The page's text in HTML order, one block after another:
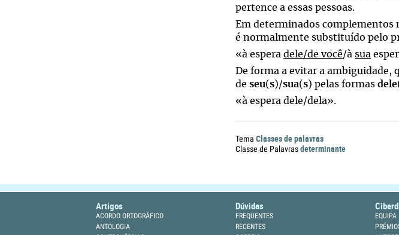
pertence a essas pessoas.
Em determinados complementos
é normalmente substituído pelo
«à espera dele/de você/à sua
De forma a evitar a ambiguidade,
de seu(s)/sua(s) pelas formas dele(
«à espera dele/dela».
Tema Classes de palavras
Classe de Palavrasdeterminante
Artigos
ACORDO ORTOGRÁFICO
ANTOLOGIA
Dúvidas
FREQUENTES
RECENTES
EQUIPA